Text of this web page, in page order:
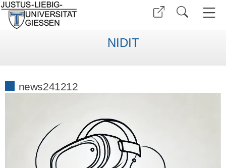
NIDIT
news241212